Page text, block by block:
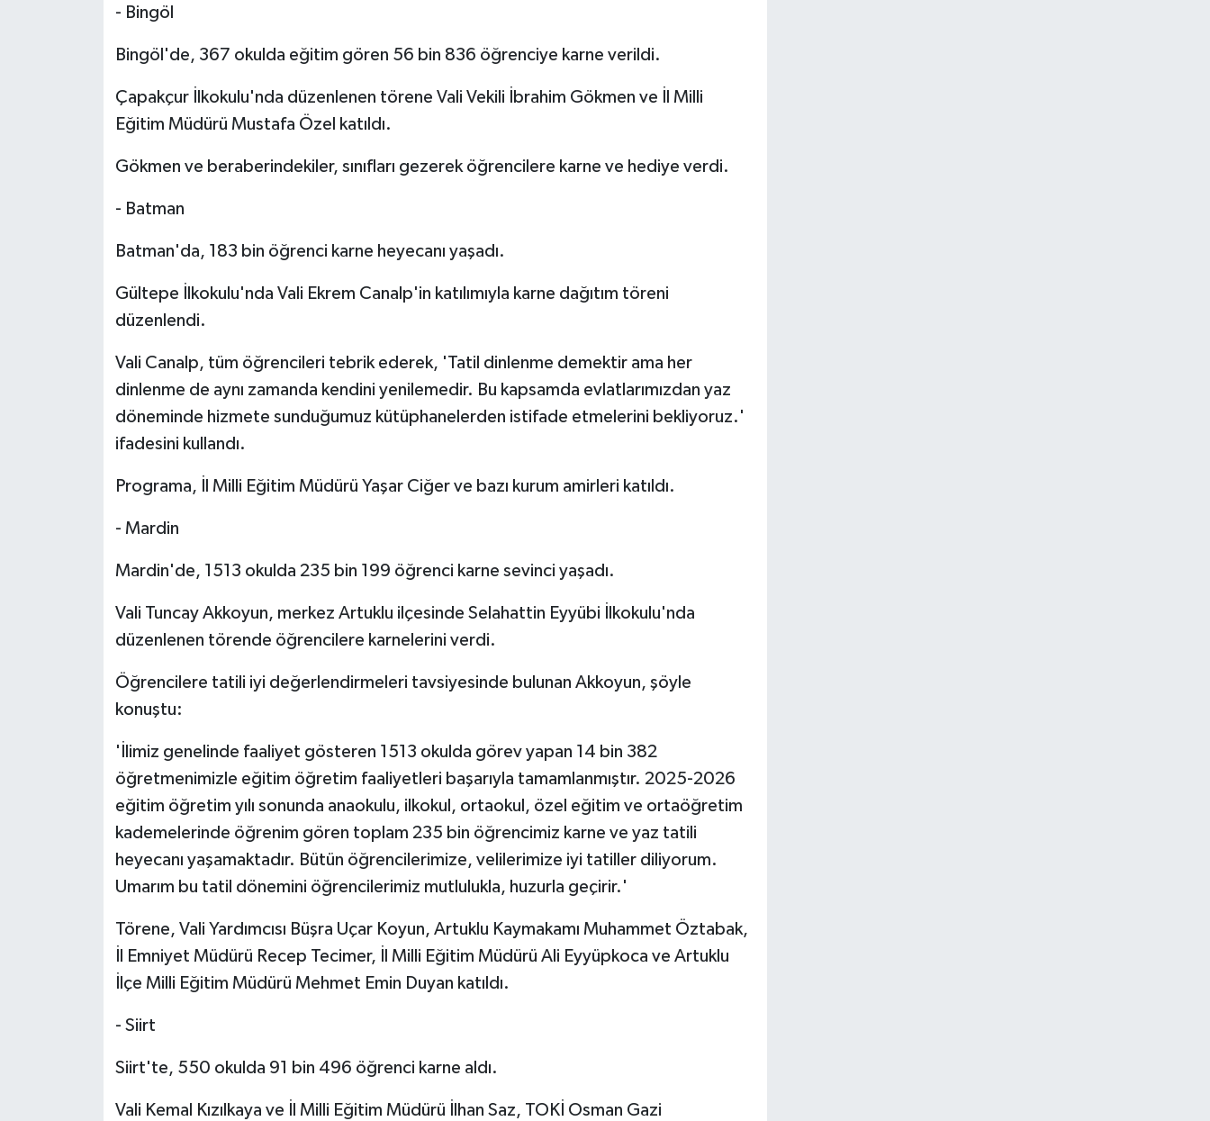
- Bingöl
Bingöl'de, 367 okulda eğitim gören 56 bin 836 öğrenciye karne verildi.
Çapakçur İlkokulu'nda düzenlenen törene Vali Vekili İbrahim Gökmen ve İl Milli
Eğitim Müdürü Mustafa Özel katıldı.
Gökmen ve beraberindekiler, sınıfları gezerek öğrencilere karne ve hediye verdi.
- Batman
Batman'da, 183 bin öğrenci karne heyecanı yaşadı.
Gültepe İlkokulu'nda Vali Ekrem Canalp'in katılımıyla karne dağıtım töreni
düzenlendi.
Vali Canalp, tüm öğrencileri tebrik ederek, 'Tatil dinlenme demektir ama her
dinlenme de aynı zamanda kendini yenilemedir. Bu kapsamda evlatlarımızdan yaz
döneminde hizmete sunduğumuz kütüphanelerden istifade etmelerini bekliyoruz.'
ifadesini kullandı.
Programa, İl Milli Eğitim Müdürü Yaşar Ciğer ve bazı kurum amirleri katıldı.
- Mardin
Mardin'de, 1513 okulda 235 bin 199 öğrenci karne sevinci yaşadı.
Vali Tuncay Akkoyun, merkez Artuklu ilçesinde Selahattin Eyyübi İlkokulu'nda
düzenlenen törende öğrencilere karnelerini verdi.
Öğrencilere tatili iyi değerlendirmeleri tavsiyesinde bulunan Akkoyun, şöyle
konuştu:
'İlimiz genelinde faaliyet gösteren 1513 okulda görev yapan 14 bin 382
öğretmenimizle eğitim öğretim faaliyetleri başarıyla tamamlanmıştır. 2025-2026
eğitim öğretim yılı sonunda anaokulu, ilkokul, ortaokul, özel eğitim ve ortaöğretim
kademelerinde öğrenim gören toplam 235 bin öğrencimiz karne ve yaz tatili
heyecanı yaşamaktadır. Bütün öğrencilerimize, velilerimize iyi tatiller diliyorum.
Umarım bu tatil dönemini öğrencilerimiz mutlulukla, huzurla geçirir.'
Törene, Vali Yardımcısı Büşra Uçar Koyun, Artuklu Kaymakamı Muhammet Öztabak,
İl Emniyet Müdürü Recep Tecimer, İl Milli Eğitim Müdürü Ali Eyyüpkoca ve Artuklu
İlçe Milli Eğitim Müdürü Mehmet Emin Duyan katıldı.
- Siirt
Siirt'te, 550 okulda 91 bin 496 öğrenci karne aldı.
Vali Kemal Kızılkaya ve İl Milli Eğitim Müdürü İlhan Saz, TOKİ Osman Gazi